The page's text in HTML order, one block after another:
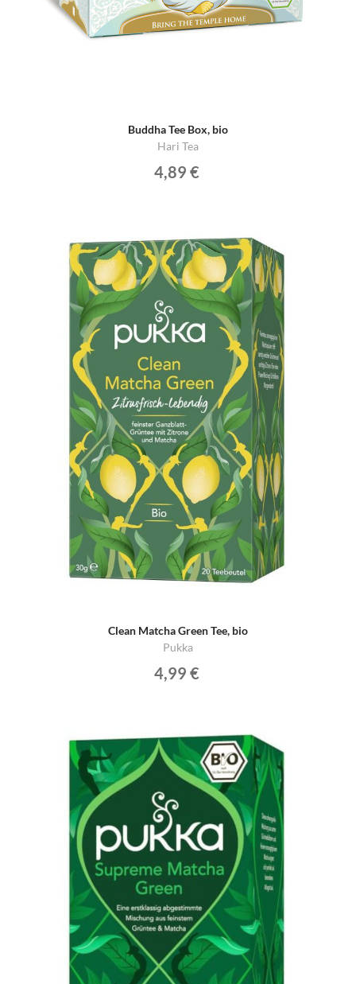
Buddha Tee Box, bio
Hari Tea
4,89 €
Clean Matcha Green Tee, bio
Pukka
4,99 €